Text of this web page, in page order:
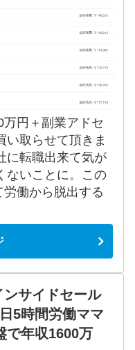
円＋副業アドセ
い取らせて頂きま
に転職出来て気が
ないことに。この
働から脱出する
サイドセール
5時間労働ママ
で年収1600万